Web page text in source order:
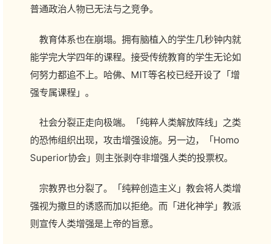
普通政治人物已无法与之竞争。
教育体系也在崩塌。拥有脑植入的学生几秒钟内就
能学完大学四年的课程。接受传统教育的学生无论如
何努力都追不上。哈佛、MIT等名校已经开设了「增
强专属课程」。
社会分裂正走向极端。「纯粹人类解放阵线」之类
的恐怖组织出现，攻击增强设施。另一边，「Homo
Superior协会」则主张剥夺非增强人类的投票权。
宗教界也分裂了。「纯粹创造主义」教会将人类增
强视为撒旦的诱惑而加以拒绝。而「进化神学」教派
则宣传人类增强是上帝的旨意。